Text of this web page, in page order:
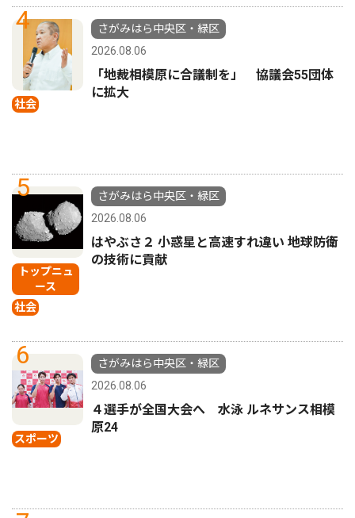
4
社会
さがみはら中央区・緑区
2026.08.06
「地裁相模原に合議制を」 協議会55団体
に拡大
5
トップニュ
ース
社会
さがみはら中央区・緑区
2026.08.06
はやぶさ２ 小惑星と高速すれ違い 地球防衛
の技術に貢献
6
スポーツ
さがみはら中央区・緑区
2026.08.06
４選手が全国大会へ 水泳 ルネサンス相模
原24